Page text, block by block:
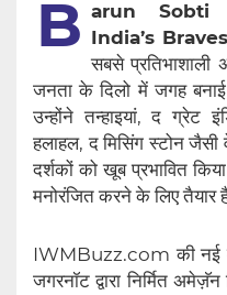
B arun Sobti
India’s
सबसे
जनता के दिलो में जगह
उन्होंने तन्हाइयां, द ग्रेट
हलाहल, द मिसिंग स्टोन
दर्शकों को खूब प्रभावित
मनोरंजित करने के लिए तैयार
IWMBuzz.com की नई
जगरनॉट द्वारा निर्मित